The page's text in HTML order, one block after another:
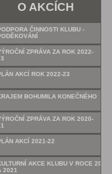
O AKCÍCH
ČINNOSTI KLUBU -
ZPRÁVA ZA ROK 2022-
AKCÍ ROK 2022-23
BOHUMILA KONEČNÉHO
ZPRÁVA ZA ROK 2020-
AKCÍ 2021-22
AKCE KLUBU V ROCE 2020
2021